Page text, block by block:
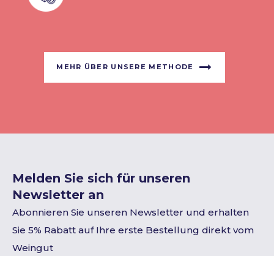
MEHR ÜBER UNSERE METHODE
Melden Sie sich für unseren
Newsletter an
Abonnieren Sie unseren Newsletter und erhalten
Sie 5% Rabatt auf Ihre erste Bestellung direkt vom
Weingut